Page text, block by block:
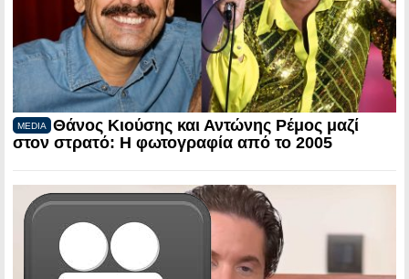
MEDIA
Θάνος Κιούσης και Αντώνης Ρέμος μαζί
στον στρατό: Η φωτογραφία από το 2005